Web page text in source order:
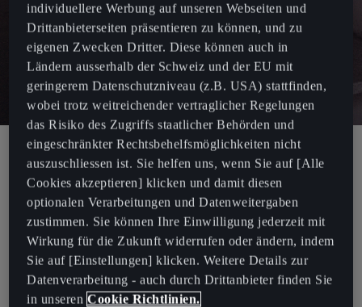
Das aktuelle Kartenmaterial für das
Navigationssystem des CUPRA Born.
Stelle sicher, dass du das späteste Karten-Update für dein
Navigationssystem hast. Wenn du dein CUPRA-
Navigationssoftware aktualisierst, erhältst du die neuesten Updates
für neue Strassen, Routen und POIs in deinem Land.
individuellere Werbung auf unseren Webseiten und
Drittanbieterseiten präsentieren zu können, und zu
eigenen Zwecken Dritter. Diese können auch in
Ländern ausserhalb der Schweiz und der EU mit
geringerem Datenschutzniveau (z.B. USA) stattfinden,
wobei trotz weitreichender vertraglicher Regelungen
das Risiko des Zugriffs staatlicher Behörden und
eingeschränkter Rechtsbehelfsmöglichkeiten nicht
auszuschliessen ist. Sie helfen uns, wenn Sie auf [Alle
Cookies akzeptieren] klicken und damit diesen
optionalen Verarbeitungen und Datenweitergaben
zustimmen. Sie können Ihre Einwilligung jederzeit mit
Wirkung für die Zukunft widerrufen oder ändern, indem
Sie auf [Einstellungen] klicken. Weitere Details zur
Datenverarbeitung - auch durch Drittanbieter finden Sie
in unseren Cookie Richtlinien.